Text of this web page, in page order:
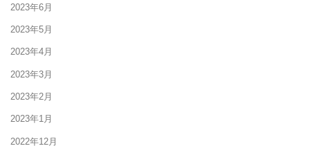
2023年6月
2023年5月
2023年4月
2023年3月
2023年2月
2023年1月
2022年12月